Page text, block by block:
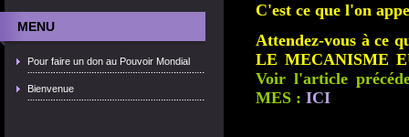
MENU
Pour faire un don au Pouvoir Mondial
Bienvenue
C'est ce que l'on
Attendez-vous à ce
LE MECANISME
Voir l'article
MES : ICI